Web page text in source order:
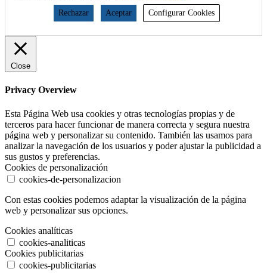
Rechazar
Aceptar Configurar Cookies
Close
Privacy Overview
Esta Página Web usa cookies y otras tecnologías propias y de
terceros para hacer funcionar de manera correcta y segura nuestra
página web y personalizar su contenido. También las usamos para
analizar la navegación de los usuarios y poder ajustar la publicidad a
sus gustos y preferencias.
Cookies de personalización
cookies-de-personalizacion
Con estas cookies podemos adaptar la visualización de la página
web y personalizar sus opciones.
Cookies analíticas
cookies-analiticas
Cookies publicitarias
cookies-publicitarias